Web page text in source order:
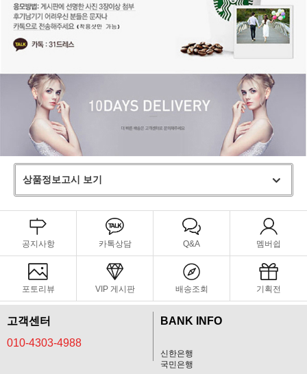
상품정보고시 보기
공지사항 카톡상담 Q&A 멤버쉽
포토리뷰 VIP 게시판 배송조회 기획전
고객센터
010-4303-4988
BANK INFO
신한은행
국민은행